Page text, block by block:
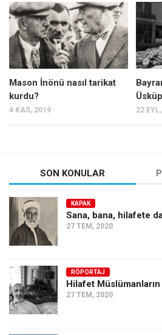
Mehmet Ali Tekin
Abir E. Nahas
Amina S. Jenenkovic
Bağdagül Öz
Esra Elönü
Kategoriler
Kültür Sanat
Kitap
Karisi kitap sualleri
7 soruda bu hafta
Ekonomi
Spor
Mason İnönü nasıl tarikat
kurdu?
4 KAS, 2019
Üsküp
22
SON KONULAR
KAPAK
Sana, bana, hilafete
27 TEM, 2020
RÖPORTAJ
Hilafet
27 TEM, 2020